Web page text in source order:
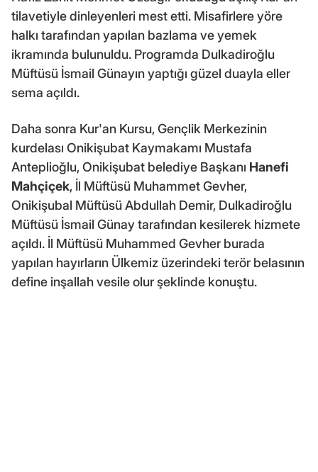
tilavetiyle dinleyenleri mest etti. Misafirlere yöre
halkı tarafından yapılan bazlama ve yemek
ikramında bulunuldu. Programda Dulkadiroğlu
Müftüsü İsmail Günayın yaptığı güzel duayla eller
sema açıldı.
Daha sonra Kur'an Kursu, Gençlik Merkezinin
kurdelası Onikişubat Kaymakamı Mustafa
Anteplioğlu, Onikişubat belediye Başkanı Hanefi
Mahçiçek, İl Müftüsü Muhammet Gevher,
Onikişubal Müftüsü Abdullah Demir, Dulkadiroğlu
Müftüsü İsmail Günay tarafından kesilerek hizmete
açıldı. İl Müftüsü Muhammed Gevher burada
yapılan hayırların Ülkemiz üzerindeki terör belasının
define inşallah vesile olur şeklinde konuştu.